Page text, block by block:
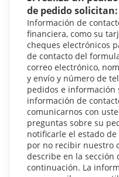
de pedido solicitan:
Información de
financiera, como su
cheques electrónicos
de contacto del
correo electrónico,
y envío y número de
pedidos e información
información de
comunicarnos con
preguntas sobre su
notificarle el estado
por no recibir nuestro
describe en la sección
continuación. La